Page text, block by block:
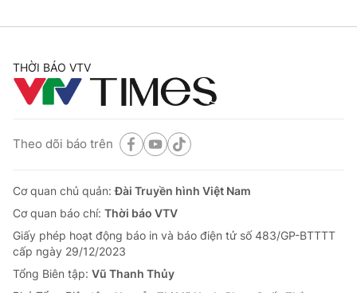
THỜI BÁO VTV
Theo dõi báo trên
Cơ quan chủ quản:Đài Truyền hình Việt Nam
Cơ quan báo chí: Thời báo VTV
Giấy phép hoạt động báo in và báo điện tử số 483/GP-BTTTT
cấp ngày 29/12/2023
Tổng Biên tập: Vũ Thanh Thủy